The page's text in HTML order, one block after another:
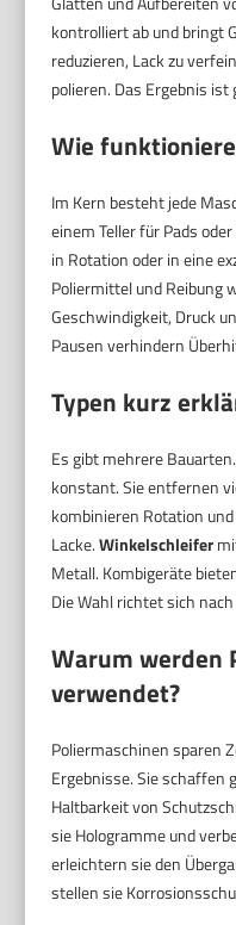
kontrolliert ab und bringt
reduzieren, Lack zu
polieren. Das Ergebnis
Wie
Im Kern besteht jede
einem Teller für Pads
in Rotation oder in eine
Poliermittel und Reibung
Geschwindigkeit, Druck
Pausen verhindern
Typen kurz
Es gibt mehrere Bauarten.
konstant. Sie entfernen
kombinieren Rotation
Lacke.Winkelschleifer
Metall. Kombigeräte
Die Wahl richtet sich
Warum werden
verwendet?
Poliermaschinen sparen
Ergebnisse. Sie schaffen
Haltbarkeit von
sie Hologramme und
erleichtern sie den
stellen sie